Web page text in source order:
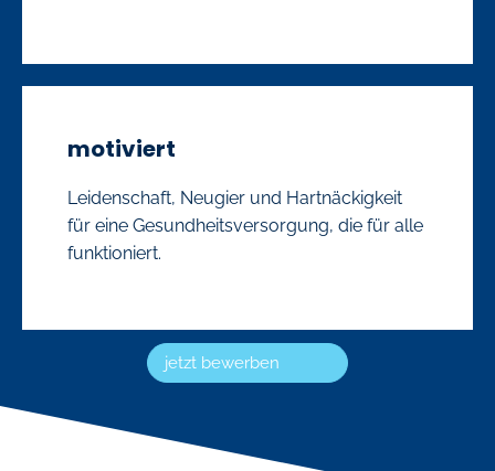
motiviert
Leidenschaft, Neugier und Hartnäckigkeit
für eine Gesundheitsversorgung, die für alle
funktioniert.
jetzt bewerben